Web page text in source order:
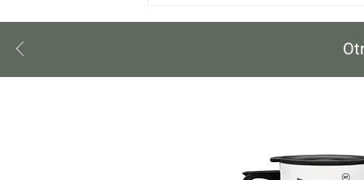
para Ensalada Frutales.